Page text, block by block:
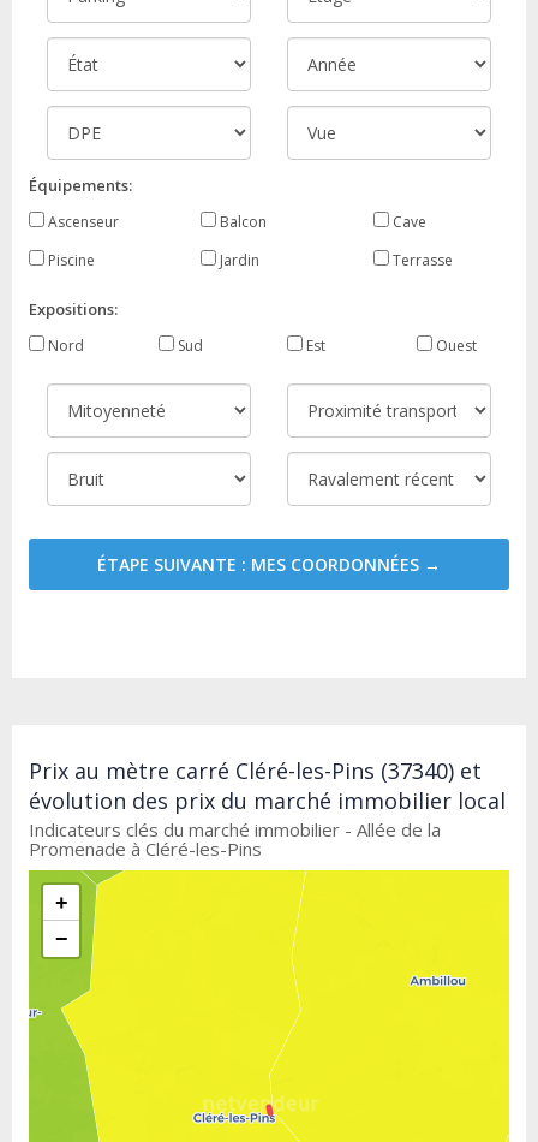
Équipements:
Ascenseur Balcon
Cave
Piscine
Jardin Terrasse
Expositions:
Nord Sud Est Ouest
ÉTAPE SUIVANTE : MES COORDONNÉES →
Prix au mètre carré Cléré-les-Pins (37340) et
évolution des prix du marché immobilier local
Indicateurs clés du marché immobilier - Allée de la
Promenade à Cléré-les-Pins
+
−